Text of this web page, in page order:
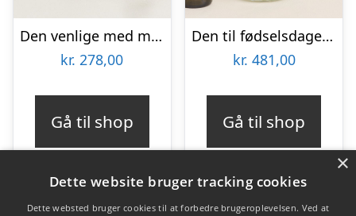
Den venlige med marcipanhjerter
kr. 278,00
Gå til shop
Den til fødselsdagen med Les Amourettes, Sauvignon Blanc
kr. 481,00
Gå til shop
×
Dette website bruger tracking cookies
Dette websted bruger cookies til at forbedre brugeroplevelsen. Ved at